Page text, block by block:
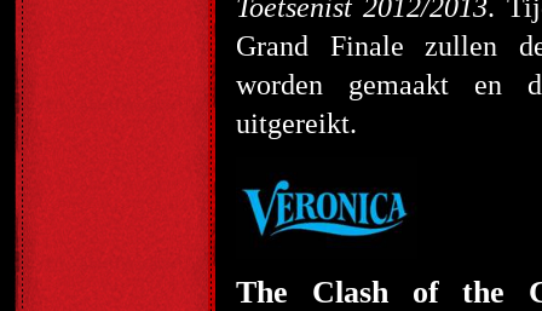
Toetsenist 2012/2013.
Grand Finale zullen
worden gemaakt en
uitgereikt.
The Clash of the